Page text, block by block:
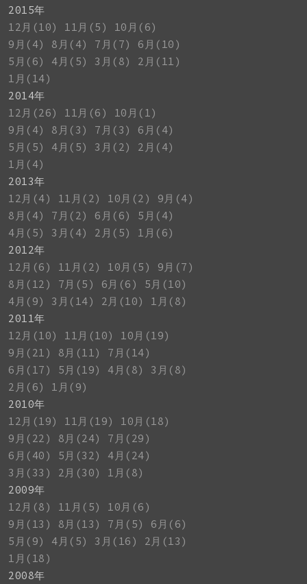
2015年
12月(10)
11月(5)
10月(6)
9月(4)
8月(4) 7月(7)
6月(10)
5月(6)
4月(5) 3月(8)
2月(11)
1月(14)
2014年
12月(26)
11月(6)
10月(1)
9月(4)
8月(3) 7月(3)
6月(4)
5月(5)
4月(5) 3月(2)
2月(4)
1月(4)
2013年
12月(4)
11月(2) 10月(2)
9月(4)
8月(4)
7月(2) 6月(6)
5月(4)
4月(5)
3月(4) 2月(5)
1月(6)
2012年
12月(6)
11月(2) 10月(5)
9月(7)
8月(12)
7月(5) 6月(6)
5月(10)
4月(9)
3月(14) 2月(10)
1月(8)
2011年
12月(10)
11月(10)
10月(19)
9月(21)
8月(11)
7月(14)
6月(17)
5月(19) 4月(8)
3月(8)
2月(6)
1月(9)
2010年
12月(19)
11月(19)
10月(18)
9月(22)
8月(24)
7月(29)
6月(40)
5月(32)
4月(24)
3月(33)
2月(30)
1月(8)
2009年
12月(8)
11月(5)
10月(6)
9月(13)
8月(13) 7月(5)
6月(6)
5月(9)
4月(5) 3月(16)
2月(13)
1月(18)
2008年